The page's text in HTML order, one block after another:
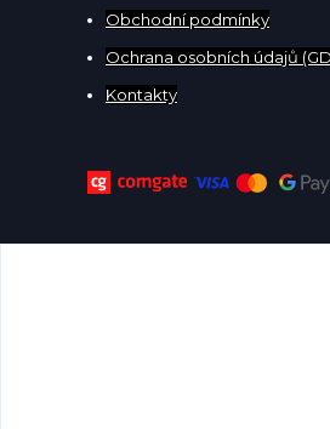
Obchodní podmínky
Ochrana osobních údajů
Kontakty